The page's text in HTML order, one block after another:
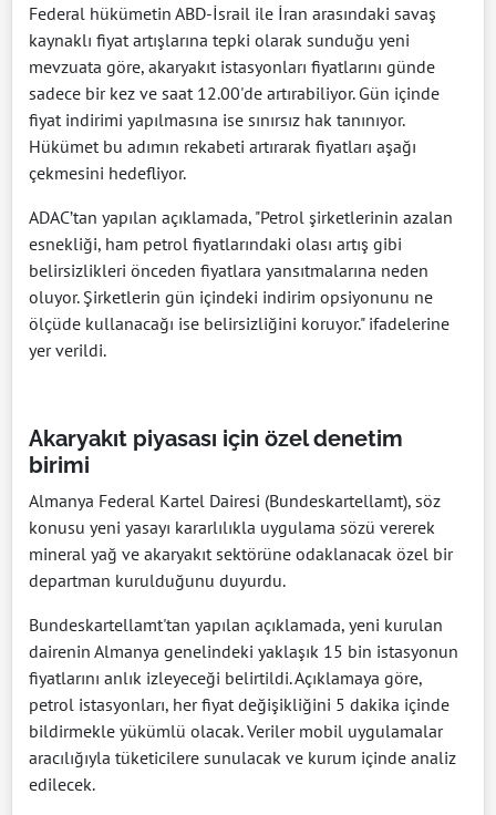
Federal hükümetin ABD-İsrail ile İran arasındaki savaş
kaynaklı fiyat artışlarına tepki olarak sunduğu yeni
mevzuata göre, akaryakıt istasyonları fiyatlarını günde
sadece bir kez ve saat 12.00'de artırabiliyor. Gün içinde
fiyat indirimi yapılmasına ise sınırsız hak tanınıyor.
Hükümet bu adımın rekabeti artırarak fiyatları aşağı
çekmesini hedefliyor.
ADAC’tan yapılan açıklamada, "Petrol şirketlerinin azalan
esnekliği, ham petrol fiyatlarındaki olası artış gibi
belirsizlikleri önceden fiyatlara yansıtmalarına neden
oluyor. Şirketlerin gün içindeki indirim opsiyonunu ne
ölçüde kullanacağı ise belirsizliğini koruyor." ifadelerine
yer verildi.
Akaryakıt piyasası için özel denetim
birimi
Almanya Federal Kartel Dairesi (Bundeskartellamt), söz
konusu yeni yasayı kararlılıkla uygulama sözü vererek
mineral yağ ve akaryakıt sektörüne odaklanacak özel bir
departman kurulduğunu duyurdu.
Bundeskartellamt'tan yapılan açıklamada, yeni kurulan
dairenin Almanya genelindeki yaklaşık 15 bin istasyonun
fiyatlarını anlık izleyeceği belirtildi. Açıklamaya göre,
petrol istasyonları, her fiyat değişikliğini 5 dakika içinde
bildirmekle yükümlü olacak. Veriler mobil uygulamalar
aracılığıyla tüketicilere sunulacak ve kurum içinde analiz
edilecek.